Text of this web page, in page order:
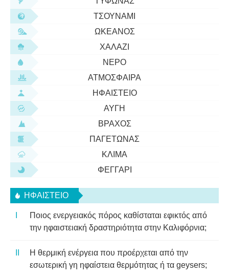
ΤΣΟΥΝΆΜΙ
ΩΚΕΑΝΌΣ
ΧΑΛΆΖΙ
ΝΕΡΌ
ΑΤΜΌΣΦΑΙΡΑ
ΗΦΑΊΣΤΕΙΟ
ΑΥΓΉ
ΒΡΆΧΟΣ
ΠΑΓΕΤΏΝΑΣ
ΚΛΊΜΑ
ΦΕΓΓΆΡΙ
ΗΦΑΊΣΤΕΙΟ
Ποιος ενεργειακός πόρος καθίσταται εφικτός από
την ηφαιστειακή δραστηριότητα στην Καλιφόρνια;
Η θερμική ενέργεια που προέρχεται από την
εσωτερική γη ηφαίστεια θερμότητας ή τα geysers;